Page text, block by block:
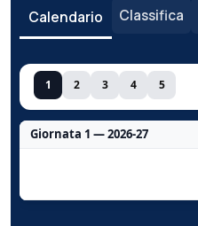
Calendario Classifica
1 2 3 4 5
Giornata 1 — 2026-27